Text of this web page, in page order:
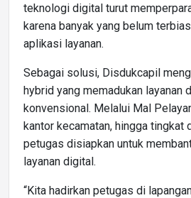
teknologi digital turut
karena banyak yang belum
aplikasi layanan.
Sebagai solusi, Disdukcapil
hybrid yang memadukan layanan
konvensional. Melalui Mal
kantor kecamatan, hingga tingkat
petugas disiapkan untuk
layanan digital.
“Kita hadirkan petugas di